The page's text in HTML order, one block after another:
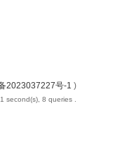
2023037227号-1 )
second(s), 8 queries .